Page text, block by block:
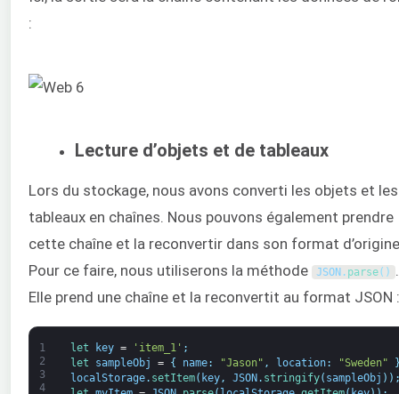
:
Lecture d’objets et de tableaux
Lors du stockage, nous avons converti les objets et les
tableaux en chaînes. Nous pouvons également prendre
cette chaîne et la reconvertir dans son format
Pour ce faire, nous utiliserons la méthode
JSON . parse( ) .
Elle prend une chaîne et la reconvertit au format JSON :
1
2
3
4
let key = 'item_1' ;
let
sampleObj = { name: "Jason" , location: "Sweden"
localStorage. setItem( key, JSON . stringify( sampleObj ) )